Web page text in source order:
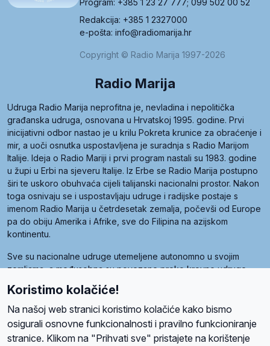
Program: +385 1 23 27 777; 099 502 00 52
Redakcija: +385 1 2327000
e-pošta: info@radiomarija.hr
Copyright © Radio Marija 1997-2026
Radio Marija
Udruga Radio Marija neprofitna je, nevladina i nepolitička
građanska udruga, osnovana u Hrvatskoj 1995. godine. Prvi
inicijativni odbor nastao je u krilu Pokreta krunice za obraćenje i
mir, a uoči osnutka uspostavljena je suradnja s Radio Marijom
Italije. Ideja o Radio Mariji i prvi program nastali su 1983. godine
u župi u Erbi na sjeveru Italije. Iz Erbe se Radio Marija postupno
širi te uskoro obuhvaća cijeli talijanski nacionalni prostor. Nakon
toga osnivaju se i uspostavljaju udruge i radijske postaje s
imenom Radio Marija u četrdesetak zemalja, počevši od Europe
pa do obiju Amerika i Afrike, sve do Filipina na azijskom
kontinentu.
Sve su nacionalne udruge utemeljene autonomno u svojim
zemljama, a međusobna su povezane preko krovne udruge
Radio Maria). Svjetsku obitelj utemeljilo je sedam članica, među
kojima je i hrvatska Udruga Radio Marija.
Koristimo kolačiće!
Na našoj web stranici koristimo kolačiće kako bismo
osigurali osnovne funkcionalnosti i pravilno funkcioniranje
stranice. Klikom na "Prihvati sve" pristajete na korištenje